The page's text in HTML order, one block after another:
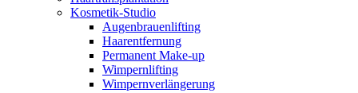
Kosmetik-Studio
Augenbrauenlifting
Haarentfernung
Permanent Make-up
Wimpernlifting
Wimpernverlängerung